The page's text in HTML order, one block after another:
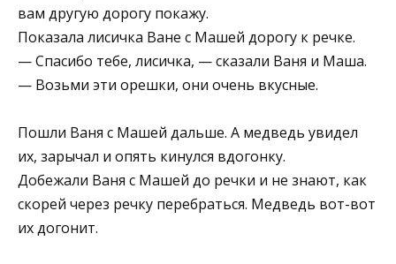
вам другую дорогу покажу.
Показала лисичка Ване с Машей дорогу к речке.
— Спасибо тебе, лисичка, — сказали Ваня и Маша.
— Возьми эти орешки, они очень вкусные.
Пошли Ваня с Машей дальше. А медведь увидел
их, зарычал и опять кинулся вдогонку.
Добежали Ваня с Машей до речки и не знают, как
скорей через речку перебраться. Медведь вот-вот
их догонит.